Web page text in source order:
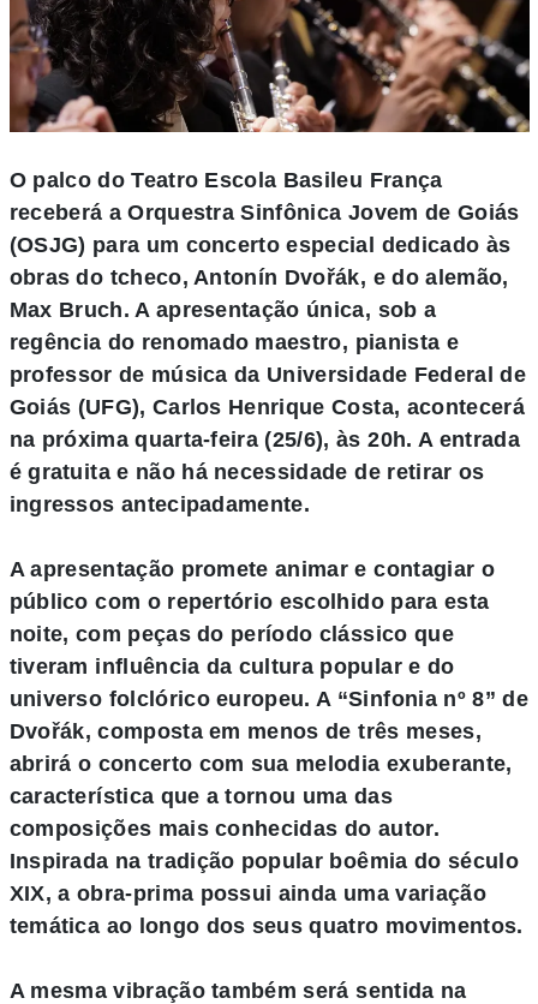
O palco do Teatro Escola Basileu França
receberá a Orquestra Sinfônica Jovem de Goiás
(OSJG) para um concerto especial dedicado às
obras do tcheco, Antonín Dvořák, e do alemão,
Max Bruch. A apresentação única, sob a
regência do renomado maestro, pianista e
professor de música da Universidade Federal de
Goiás (UFG), Carlos Henrique Costa, acontecerá
na próxima quarta-feira (25/6), às 20h. A entrada
é gratuita e não há necessidade de retirar os
ingressos antecipadamente.
A apresentação promete animar e contagiar o
público com o repertório escolhido para esta
noite, com peças do período clássico que
tiveram influência da cultura popular e do
universo folclórico europeu. A “Sinfonia nº 8” de
Dvořák, composta em menos de três meses,
abrirá o concerto com sua melodia exuberante,
característica que a tornou uma das
composições mais conhecidas do autor.
Inspirada na tradição popular boêmia do século
XIX, a obra-prima possui ainda uma variação
temática ao longo dos seus quatro movimentos.
A mesma vibração também será sentida na